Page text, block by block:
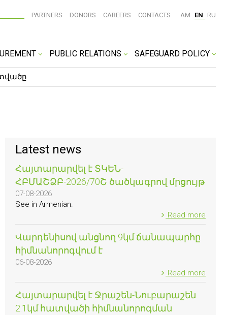
PUBLIC RELATIONS SAFEGUARD POLICY
PARTNERS DONORS CAREERS CONTACTS AM EN RU
Latest news
Հայտարարվել է ՏԿԵՆ-
ՀԲՄԱՇՁԲ-2026/70Շ ծածկագրով մրցույթ
07-08-2026
See in Armenian.
Read more
Վարդենիսով անցնող 9կմ ճանապարհը
հիմնանորոգվում է
06-08-2026
Read more
Հայտարարվել է Ջրաշեն-Նուբարաշեն
2.1կմ հատվածի հիմնանորոգման